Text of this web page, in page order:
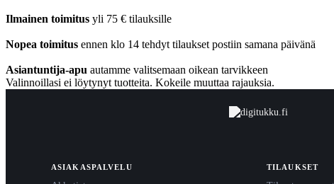
Ilmainen toimitus yli 75 € tilauksille
Nopea toimitus ennen klo 14 tehdyt tilaukset postiin samana päivänä
Asiantuntija-apu autamme valitsemaan oikean tarvikkeen
Valinnoillasi ei löytynyt tuotteita. Kokeile muuttaa rajauksia.
ASIAKASPALVELU TILAUKSET